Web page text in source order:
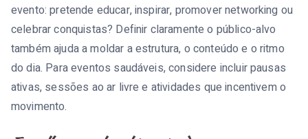
evento: pretende educar, inspirar, promover networking ou
celebrar conquistas? Definir claramente o público-alvo
também ajuda a moldar a estrutura, o conteúdo e o ritmo
do dia. Para eventos saudáveis, considere incluir pausas
ativas, sessões ao ar livre e atividades que incentivem o
movimento.